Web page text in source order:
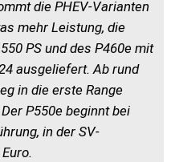
die PHEV-Varianten
mehr Leistung, die
PS und des P460e mit
ausgeliefert. Ab rund
in die erste Range
P550e beginnt bei
in der SV-